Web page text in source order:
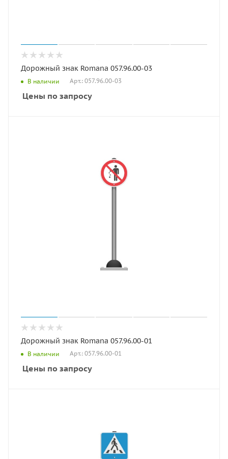
Дорожный знак Romana 057.96.00-03
В наличии Арт.: 057.96.00-03
Цены по запросу
Дорожный знак Romana 057.96.00-01
В наличии Арт.: 057.96.00-01
Цены по запросу